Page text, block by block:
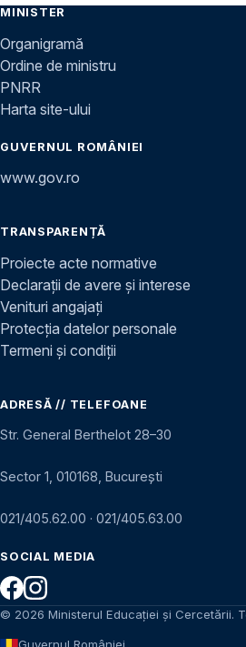
MINISTER
Organigramă
Ordine de ministru
PNRR
Harta site-ului
GUVERNUL ROMÂNIEI
www.gov.ro
TRANSPARENȚĂ
Proiecte acte normative
Declarații de avere și interese
Venituri angajați
Protecția datelor personale
Termeni și condiții
ADRESĂ // TELEFOANE
Str. General Berthelot 28–30
Sector 1, 010168, București
021/405.62.00 · 021/405.63.00
SOCIAL MEDIA
© 2026 Ministerul Educației și Cercetării.